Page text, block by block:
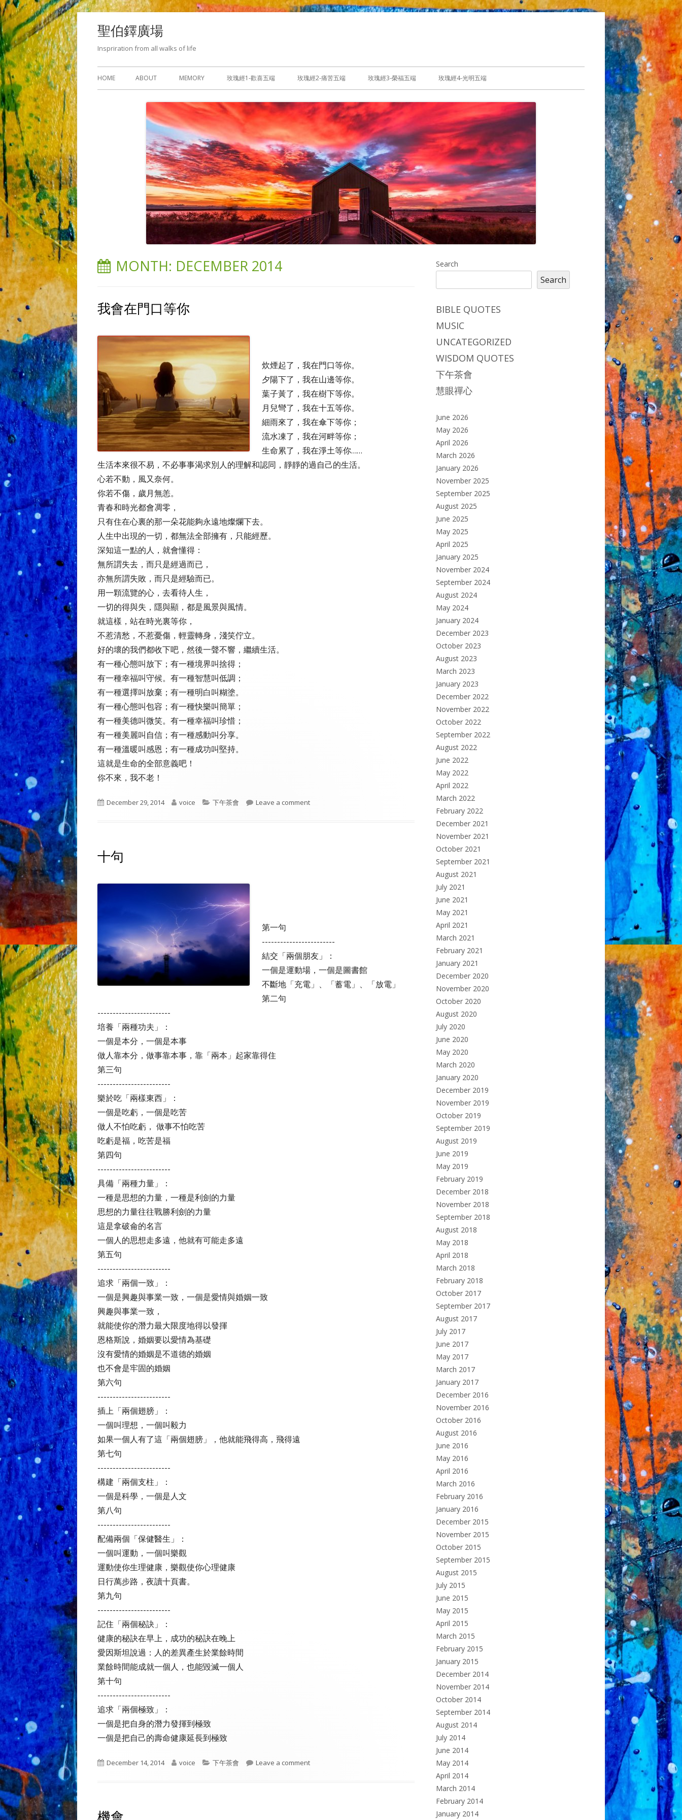
Skip
to
content
聖伯鐸廣場
Inspriration from all walks of life
Primary
HOME ABOUT MEMORY 玫瑰經1-歡喜五端 玫瑰經2-痛苦五端 玫瑰經3-榮福五端 玫瑰經4-光明五端
MONTH: DECEMBER 2014
我會在門口等你
炊煙起了，我在門口等你。
夕陽下了，我在山邊等你。
葉子黃了，我在樹下等你。
月兒彎了，我在十五等你。
細雨來了，我在傘下等你；
流水凍了，我在河畔等你；
生命累了，我在淨土等你……
生活本來很不易，不必事事渴求別人的理解和認同，靜靜的過自己的生活。
心若不動，風又奈何。
你若不傷，歲月無恙。
青春和時光都會凋零，
只有住在心裏的那一朵花能夠永遠地燦爛下去。
人生中出現的一切，都無法全部擁有，只能經歷。
深知這一點的人，就會懂得：
無所謂失去，而只是經過而已，
亦無所謂失敗，而只是經驗而已。
用一顆流覽的心，去看待人生，
一切的得與失，隱與顯，都是風景與風情。
就這樣，站在時光裏等你，
不惹清愁，不惹憂傷，輕靈轉身，淺笑佇立。
好的壞的我們都收下吧，然後一聲不響，繼續生活。
有一種心態叫放下；有一種境界叫捨得；
有一種幸福叫守候。有一種智慧叫低調；
有一種選擇叫放棄；有一種明白叫糊塗。
有一種心態叫包容；有一種快樂叫簡單；
有一種美德叫微笑。有一種幸福叫珍惜；
有一種美麗叫自信；有一種感動叫分享。
有一種溫暖叫感恩；有一種成功叫堅持。
這就是生命的全部意義吧！
你不來，我不老！
Published
December 29, 2014 Author
voice Categories
下午茶會 Leave a commenton 我會在門口等你
十句
第一句
------------------------
結交「兩個朋友」：
一個是運動場，一個是圖書館
不斷地「充電」、「蓄電」、「放電」
第二句
------------------------
培養「兩種功夫」：
一個是本分，一個是本事
做人靠本分，做事靠本事，靠「兩本」起家靠得住
第三句
------------------------
樂於吃「兩樣東西」：
一個是吃虧，一個是吃苦
做人不怕吃虧， 做事不怕吃苦
吃虧是福，吃苦是福
第四句
------------------------
具備「兩種力量」：
一種是思想的力量，一種是利劍的力量
思想的力量往往戰勝利劍的力量
這是拿破侖的名言
一個人的思想走多遠，他就有可能走多遠
第五句
------------------------
追求「兩個一致」：
一個是興趣與事業一致，一個是愛情與婚姻一致
興趣與事業一致，
就能使你的潛力最大限度地得以發揮
恩格斯說，婚姻要以愛情為基礎
沒有愛情的婚姻是不道德的婚姻
也不會是牢固的婚姻
第六句
------------------------
插上「兩個翅膀」：
一個叫理想，一個叫毅力
如果一個人有了這「兩個翅膀」，他就能飛得高，飛得遠
第七句
------------------------
構建「兩個支柱」：
一個是科學，一個是人文
第八句
------------------------
配備兩個「保健醫生」：
一個叫運動，一個叫樂觀
運動使你生理健康，樂觀使你心理健康
日行萬步路，夜讀十頁書。
第九句
------------------------
記住「兩個秘訣」：
健康的秘訣在早上，成功的秘訣在晚上
愛因斯坦說過：人的差異產生於業餘時間
業餘時間能成就一個人，也能毀滅一個人
第十句
------------------------
追求「兩個極致」：
一個是把自身的潛力發揮到極致
一個是把自己的壽命健康延長到極致
Published
December 14, 2014 Author
voice Categories
下午茶會 Leave a commenton 十句
Main
Sidebar
Search
Search
BIBLE QUOTES
MUSIC
UNCATEGORIZED
WISDOM QUOTES
下午茶會
慧眼禪心
June 2026
May 2026
April 2026
March 2026
January 2026
November 2025
September 2025
August 2025
June 2025
May 2025
April 2025
January 2025
November 2024
September 2024
August 2024
May 2024
January 2024
December 2023
October 2023
August 2023
March 2023
January 2023
December 2022
November 2022
October 2022
September 2022
August 2022
June 2022
May 2022
April 2022
March 2022
February 2022
December 2021
November 2021
October 2021
September 2021
August 2021
July 2021
June 2021
May 2021
April 2021
March 2021
February 2021
January 2021
December 2020
November 2020
October 2020
August 2020
July 2020
June 2020
May 2020
March 2020
January 2020
December 2019
November 2019
October 2019
September 2019
August 2019
June 2019
May 2019
February 2019
December 2018
November 2018
September 2018
August 2018
May 2018
April 2018
March 2018
February 2018
October 2017
September 2017
August 2017
July 2017
June 2017
May 2017
March 2017
January 2017
December 2016
November 2016
October 2016
August 2016
June 2016
May 2016
April 2016
March 2016
February 2016
January 2016
December 2015
November 2015
October 2015
September 2015
August 2015
July 2015
June 2015
May 2015
April 2015
March 2015
February 2015
January 2015
December 2014
November 2014
October 2014
September 2014
August 2014
July 2014
June 2014
May 2014
April 2014
March 2014
February 2014
January 2014